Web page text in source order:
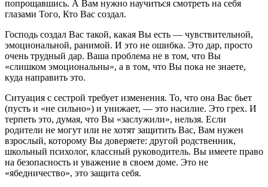
попрощавшись. А Вам нужно научиться смотреть на себя
глазами Того, Кто Вас создал.
Господь создал Вас такой, какая Вы есть — чувствительной,
эмоциональной, ранимой. И это не ошибка. Это дар, просто
очень трудный дар. Ваша проблема не в том, что Вы
«слишком эмоциональны», а в том, что Вы пока не знаете,
куда направить это.
Ситуация с сестрой требует изменения. То, что она Вас бьет
(пусть и «не сильно») и унижает, — это насилие. Это грех. И
терпеть это, думая, что Вы «заслужили», нельзя. Если
родители не могут или не хотят защитить Вас, Вам нужен
взрослый, которому Вы доверяете: другой родственник,
школьный психолог, классный руководитель. Вы имеете право
на безопасность и уважение в своем доме. Это не
«ябедничество», это защита себя.